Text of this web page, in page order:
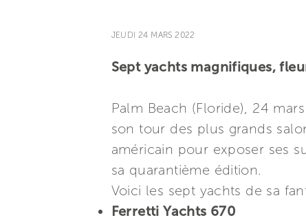
JEUDI 24 MARS 2022
Sept yachts magnifiques,
Palm Beach (Floride), 24
son tour des plus grands
américain pour exposer ses
sa quarantième édition.
Voici les sept yachts de sa
Ferretti Yachts 670